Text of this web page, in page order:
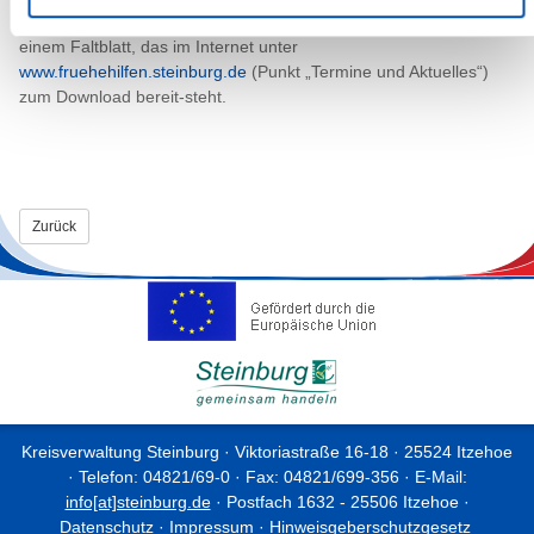
Ausführliche Informationen zum regionalen Fachtag gibt es in
einem Faltblatt, das im Internet unter
www.fruehehilfen.steinburg.de (Punkt „Termine und Aktuelles“)
zum Download bereit-steht.
Zurück
Kreisverwaltung Steinburg · Viktoriastraße 16-18 · 25524 Itzehoe
· Telefon: 04821/69-0 · Fax: 04821/699-356 · E-Mail:
info[at]steinburg.de· Postfach 1632 - 25506 Itzehoe ·
Datenschutz· Impressum · Hinweisgeberschutzgesetz